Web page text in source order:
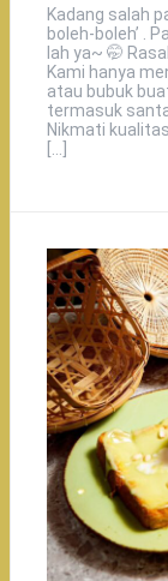
Kadang salah
boleh-boleh’ .
lah ya~ 🤭
Kami hanya
atau bubuk
termasuk
Nikmati